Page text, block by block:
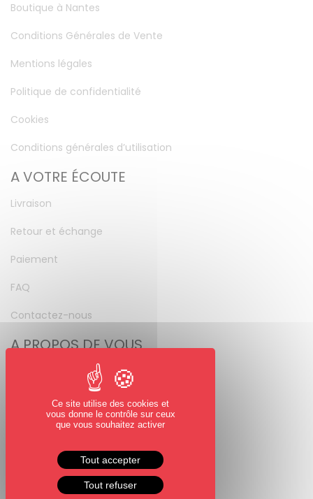
Boutique à Nantes
Conditions Générales de Vente
Mentions légales
Politique de confidentialité
Cookies
Conditions générales d’utilisation
A VOTRE ÉCOUTE
Livraison
Retour et échange
Paiement
FAQ
Contactez-nous
A PROPOS DE VOUS
Mot de passe perdu
NOUS SUIVRE
Facebook
Instagram
Ce site utilise des cookies et
vous donne le contrôle sur ceux
que vous souhaitez activer
Tout accepter
Tout refuser